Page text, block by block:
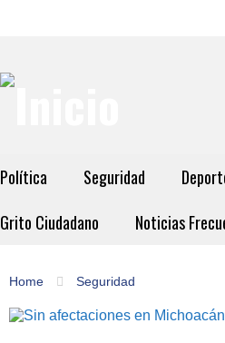
Política Seguridad
Grito Ciudadano
Noticias
Home Seguridad